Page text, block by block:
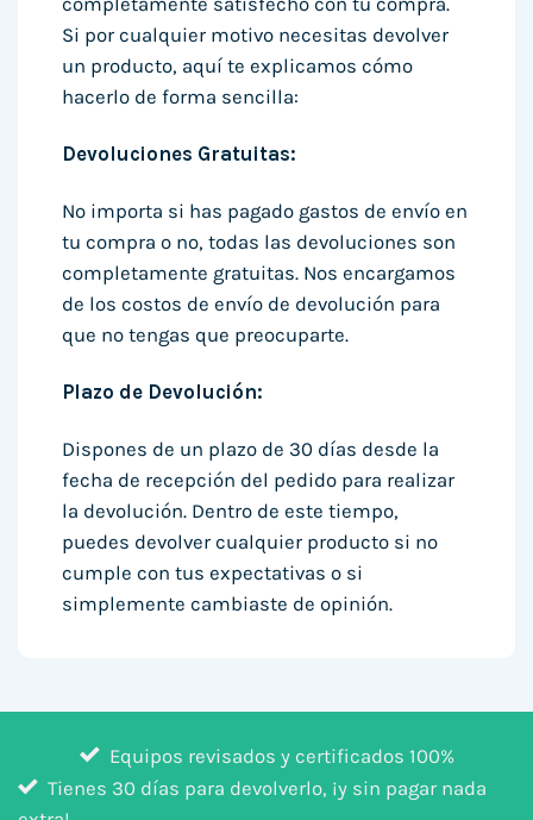
completamente satisfecho con tu compra.
Si por cualquier motivo necesitas devolver
un producto, aquí te explicamos cómo
hacerlo de forma sencilla:
Devoluciones Gratuitas:
No importa si has pagado gastos de envío en
tu compra o no, todas las devoluciones son
completamente gratuitas. Nos encargamos
de los costos de envío de devolución para
que no tengas que preocuparte.
Plazo de Devolución:
Dispones de un plazo de 30 días desde la
fecha de recepción del pedido para realizar
la devolución. Dentro de este tiempo,
puedes devolver cualquier producto si no
cumple con tus expectativas o si
simplemente cambiaste de opinión.
Equipos revisados y certificados 100%
Tienes 30 días para devolverlo, ¡y sin pagar nada